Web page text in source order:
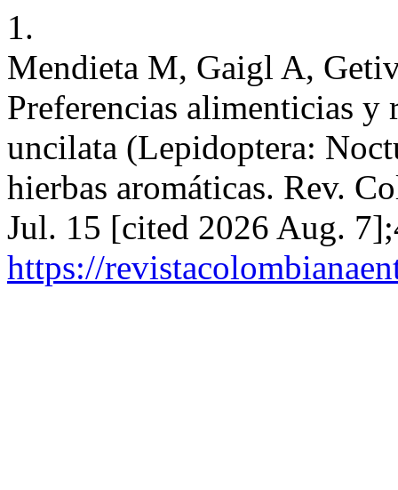
1.
Mendieta M, Gaigl A,
Preferencias alimenticias y
uncilata (Lepidoptera:
hierbas aromáticas. Rev.
Jul. 15 [cited 2026 Aug.
https://